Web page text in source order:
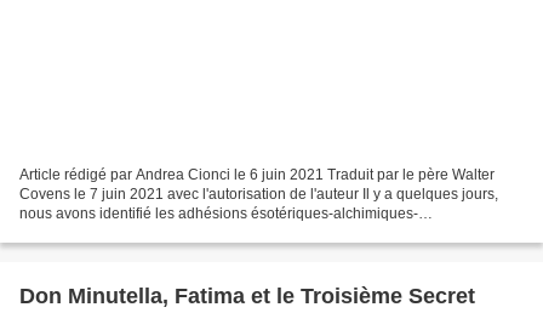
Article rédigé par Andrea Cionci le 6 juin 2021 Traduit par le père Walter
Covens le 7 juin 2021 avec l'autorisation de l'auteur Il y a quelques jours,
nous avons identifié les adhésions ésotériques-alchimiques-
Don Minutella, Fatima et le Troisième Secret